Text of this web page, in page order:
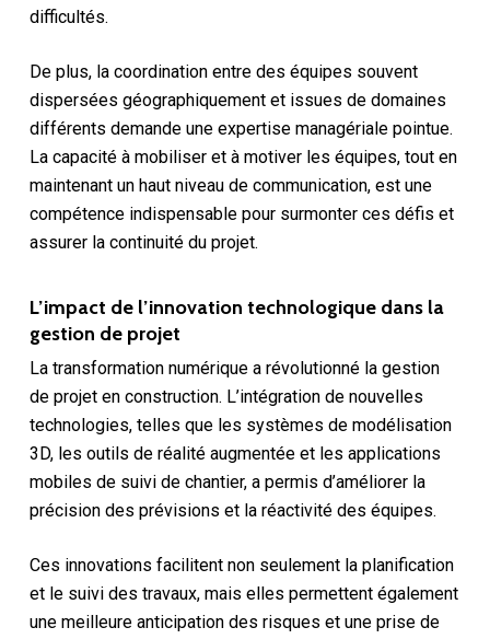
difficultés.
De plus, la coordination entre des équipes souvent
dispersées géographiquement et issues de domaines
différents demande une expertise managériale pointue.
La capacité à mobiliser et à motiver les équipes, tout en
maintenant un haut niveau de communication, est une
compétence indispensable pour surmonter ces défis et
assurer la continuité du projet.
L’impact de l’innovation technologique dans la
gestion de projet
La transformation numérique a révolutionné la gestion
de projet en construction. L’intégration de nouvelles
technologies, telles que les systèmes de modélisation
3D, les outils de réalité augmentée et les applications
mobiles de suivi de chantier, a permis d’améliorer la
précision des prévisions et la réactivité des équipes.
Ces innovations facilitent non seulement la planification
et le suivi des travaux, mais elles permettent également
une meilleure anticipation des risques et une prise de